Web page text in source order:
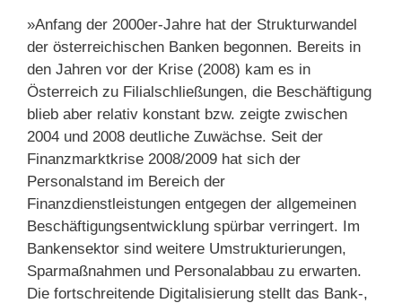
»Anfang der 2000er-Jahre hat der Strukturwandel
der österreichischen Banken begonnen. Bereits in
den Jahren vor der Krise (2008) kam es in
Österreich zu Filialschließungen, die Beschäftigung
blieb aber relativ konstant bzw. zeigte zwischen
2004 und 2008 deutliche Zuwächse. Seit der
Finanzmarktkrise 2008/2009 hat sich der
Personalstand im Bereich der
Finanzdienstleistungen entgegen der allgemeinen
Beschäftigungsentwicklung spürbar verringert. Im
Bankensektor sind weitere Umstrukturierungen,
Sparmaßnahmen und Personalabbau zu erwarten.
Die fortschreitende Digitalisierung stellt das Bank-,